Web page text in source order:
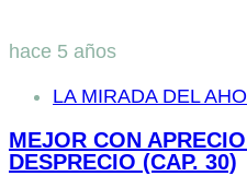
hace 5 años
LA MIRADA DEL
MEJOR CON
DESPRECIO (CAP. 30)